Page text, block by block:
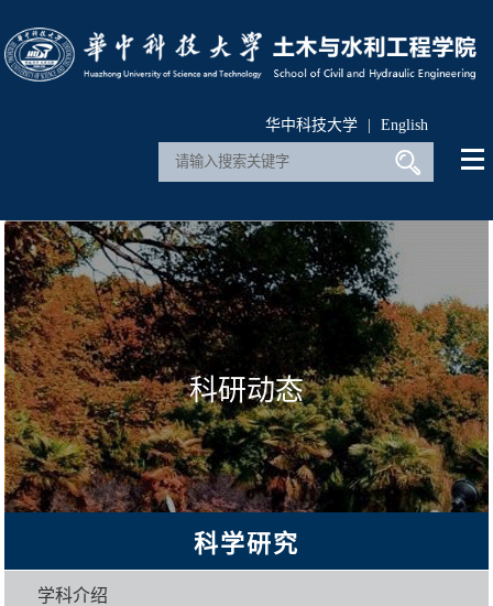
华中科技大学 | English
科研动态
科学研究
学科介绍